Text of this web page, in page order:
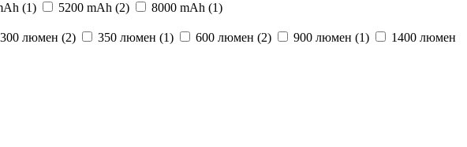
(1) 5200 mAh (2) 8000 mAh (1)
300 люмен (2) 350 люмен (1) 600 люмен (2) 900 люмен (1)
1400 люмен